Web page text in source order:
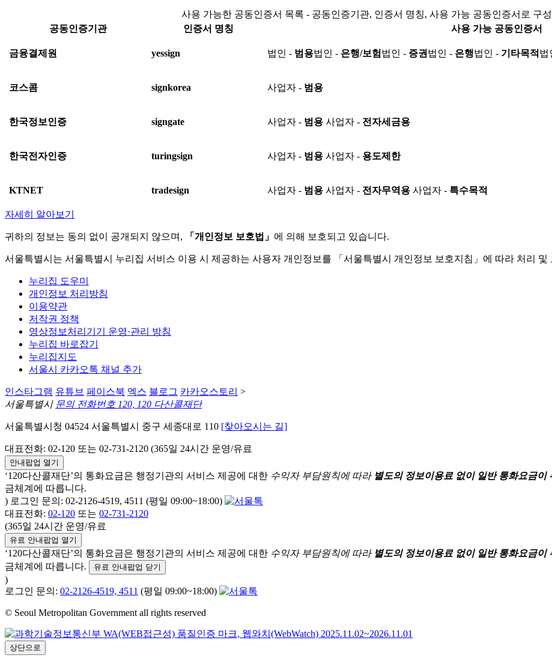
사용 가능한 공동인증서 목록 - 공동인증기관, 인증서 명칭, 사용 가능 공동인증서로 구성
공동인증기관
인증서 명칭 사용 가능 공동인증서
금융결제원 yessign 법인 - 범용법인 - 은행/보험 법인 - 증권 법인 - 은행법인 - 기타목적 법
코스콤 signkorea 사업자 - 범용
한국정보인증 signgate 사업자 - 범용 사업자 - 전자세금용
한국전자인증 turingsign 사업자 - 범용 사업자 - 용도제한
KTNET tradesign 사업자 - 범용 사업자 - 전자무역용 사업자 - 특수목적
자세히 알아보기
귀하의 정보는 동의 없이 공개되지 않으며, 「개인정보 보호법」 에 의해 보호되고 있습니다.
서울특별시는 서울특별시 누리집 서비스 이용 시 제공하는 사용자 개인정보를 「서울특별시 개인정보 보호지침」에 따라 처리 및
누리집 도우미
개인정보 처리방침
이용약관
저작권 정책
영상정보처리기기 운영·관리 방침
누리집 바로잡기
누리집지도
서울시 카카오톡 채널 추가
인스타그램 유튜브 페이스북 엑스 블로그 카카오스토리 >
서울특별시 문의 전화번호 120, 120 다산콜재단
서울특별시청 04524 서울특별시 중구 세종대로 110 [찾아오시는 길]
대표전화: 02-120 또는 02-731-2120 (365일 24시간 운영/유료
안내팝업 열기
‘120다산콜재단’의 통화요금은 행정기관의 서비스 제공에 대한 수익자 부담원칙에 따라 별도의 정보이용료 없이 일반 통화요금이
금체계에 따릅니다.
) 로그인 문의: 02-2126-4519, 4511 (평일 09:00~18:00)
대표전화: 02-120 또는 02-731-2120
(365일 24시간 운영/유료
유료 안내팝업 열기
‘120다산콜재단’의 통화요금은 행정기관의 서비스 제공에 대한 수익자 부담원칙에 따라 별도의 정보이용료 없이 일반 통화요금이
금체계에 따릅니다.
유료 안내팝업 닫기
)
로그인 문의: 02-2126-4519, 4511 (평일 09:00~18:00)
© Seoul Metropolitan Government all rights reserved
상단으로